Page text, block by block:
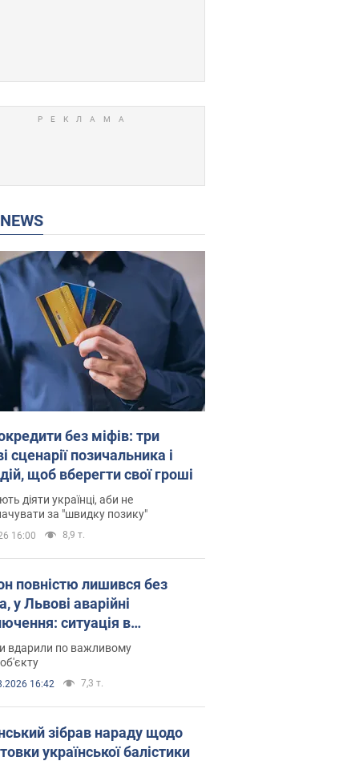
NEWS
без міфів: три
сценарії позичальника і
щоб вберегти свої гроші
діяти українці, аби не
за "швидку позику"
16:00 8,9 т.
повністю лишився без
у Львові аварійні
ситуація в
6 серпня
вдарили по важливому
16:42 7,3 т.
зібрав нараду щодо
української балістики